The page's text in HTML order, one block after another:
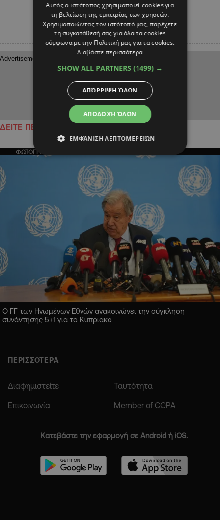
ΔΕΙΤΕ ΠΕΡΙΣΣΟΤΕΡΑ
ΦΩΤΟΓΡΑΦΙΑ ΤΗΣ ΗΜΕΡΑΣ
Ο ΓΓ των Ηνωμένων Εθνών ανακοινώνει την σύγκληση
συνάντησης 5+1 για το Κυπριακό
ΠΕΡΙΣΣΟΤΕΡΑ
Διαφημιστείτε Ταυτότητα
Επικοινωνία Member of COPA
Κατεβάστε την εφαρμογή σε Android ή iOS.
Αυτός ο ιστότοπος χρησιμοποιεί cookies για
τη βελτίωση της εμπειρίας των χρηστών.
Χρησιμοποιώντας τον ιστότοπό μας, παρέχετε
τη συγκατάθεσή σας για όλα τα cookies
σύμφωνα με την Πολιτική μας για τα cookies.
Διαβάστε περισσότερα
SHOW ALL PARTNERS (1499) →
ΑΠΟΔΟΧΉ ΌΛΩΝ
ΑΠΌΡΡΙΨΗ ΌΛΩΝ
ΕΜΦΆΝΙΣΗ ΛΕΠΤΟΜΕΡΕΙΏΝ